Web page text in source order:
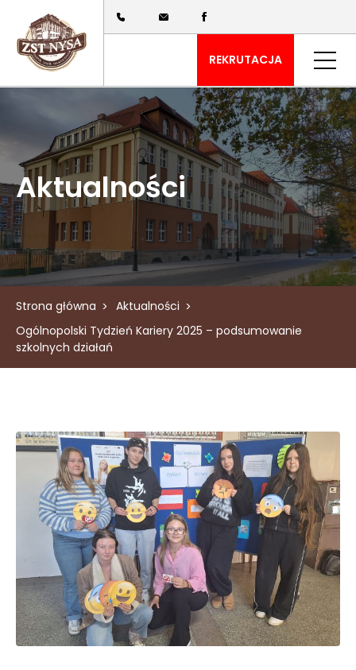
REKRUTACJA
Aktualności
Strona główna
Aktualności
Ogólnopolski Tydzień Kariery 2025 – podsumowanie
szkolnych działań